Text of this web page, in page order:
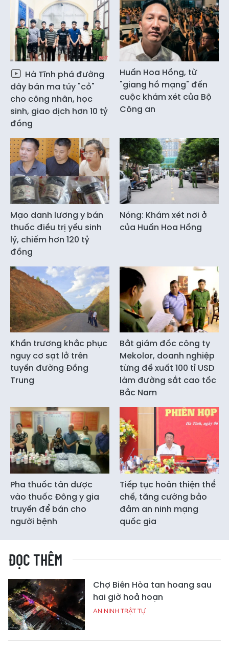
Hà Tĩnh phá đường
dây bán ma túy "cỏ"
cho công nhân, học
sinh, giao dịch hơn 10 tỷ
đồng
Huấn Hoa Hồng, từ
"giang hồ mạng" đến
cuộc khám xét của Bộ
Công an
Mạo danh lương y bán
thuốc điều trị yếu sinh
lý, chiếm hơn 120 tỷ
đồng
Nóng: Khám xét nơi ở
của Huấn Hoa Hồng
Khẩn trương khắc phục
nguy cơ sạt lở trên
tuyến đường Đồng
Trung
Bắt giám đốc công ty
Mekolor, doanh nghiệp
từng đề xuất 100 tỉ USD
làm đường sắt cao tốc
Bắc Nam
Pha thuốc tân dược
vào thuốc Đông y gia
truyền để bán cho
người bệnh
Tiếp tục hoàn thiện thể
chế, tăng cường bảo
đảm an ninh mạng
quốc gia
ĐỌC THÊM
Chợ Biên Hòa tan hoang sau
hai giờ hoả hoạn
AN NINH TRẬT TỰ